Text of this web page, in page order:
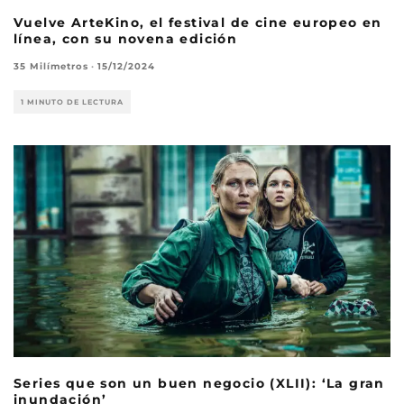
Vuelve ArteKino, el festival de cine europeo en
línea, con su novena edición
35 Milímetros · 15/12/2024
1 MINUTO DE LECTURA
Series que son un buen negocio (XLII): ‘La gran
inundación’